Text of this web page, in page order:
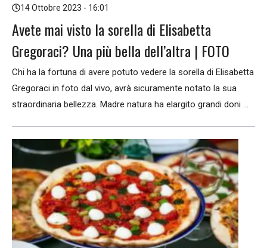
14 Ottobre 2023 - 16:01
Avete mai visto la sorella di Elisabetta
Gregoraci? Una più bella dell’altra | FOTO
Chi ha la fortuna di avere potuto vedere la sorella di Elisabetta
Gregoraci in foto dal vivo, avrà sicuramente notato la sua
straordinaria bellezza. Madre natura ha elargito grandi doni ...